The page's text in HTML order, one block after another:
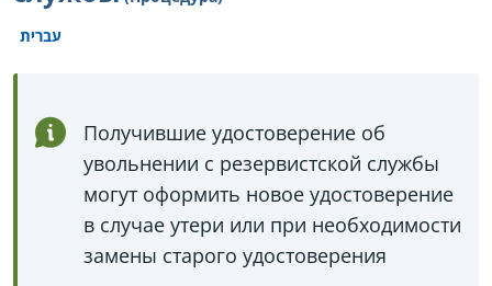
עברית
Получившие удостоверение об
увольнении с резервистской службы
могут оформить новое удостоверение
в случае утери или при необходимости
замены старого удостоверения